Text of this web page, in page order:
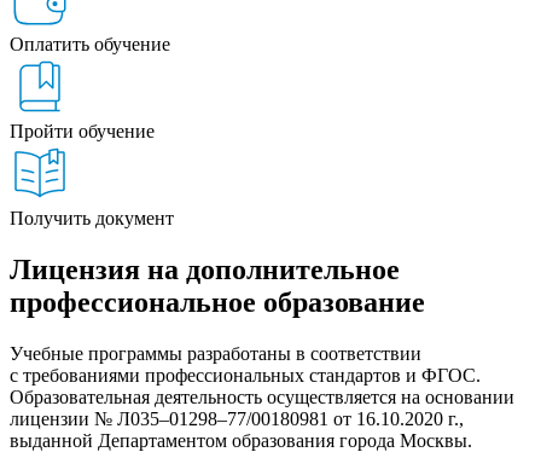
Оплатить обучение
Пройти обучение
Получить документ
Лицензия на дополнительное
профессиональное образование
Учебные программы разработаны в соответствии
с требованиями профессиональных стандартов и ФГОС.
Образовательная деятельность осуществляется на основании
лицензии № Л035–01298–77/00180981 от 16.10.2020 г.,
выданной Департаментом образования города Москвы.